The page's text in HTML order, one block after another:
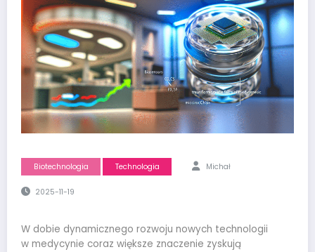
Biotechnologia Technologia Michał
2025-11-19
W dobie dynamicznego rozwoju nowych technologii
w medycynie coraz większe znaczenie zyskują